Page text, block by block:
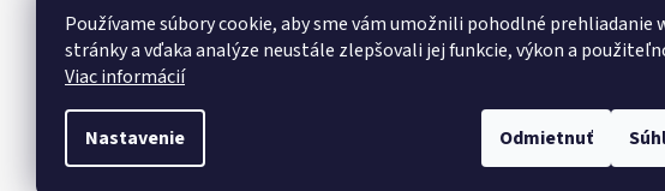
Používame súbory cookie, aby sme vám umožnili pohodlné prehliadanie
stránky a vďaka analýze neustále zlepšovali jej funkcie, výkon a
Viac informácií
Nastavenie Odmietnuť